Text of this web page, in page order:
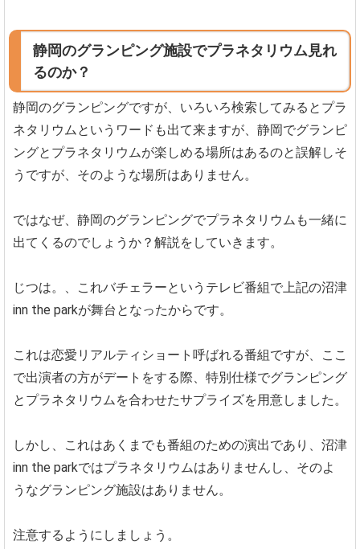
静岡のグランピング施設でプラネタリウム見れ
るのか？
静岡のグランピングですが、いろいろ検索してみるとプラ
ネタリウムというワードも出て来ますが、静岡でグランピ
ングとプラネタリウムが楽しめる場所はあるのと誤解しそ
うですが、そのような場所はありません。
ではなぜ、静岡のグランピングでプラネタリウムも一緒に
出てくるのでしょうか？解説をしていきます。
じつは。、これバチェラーというテレビ番組で上記の沼津
inn the parkが舞台となったからです。
これは恋愛リアルティショート呼ばれる番組ですが、ここ
で出演者の方がデートをする際、特別仕様でグランピング
とプラネタリウムを合わせたサプライズを用意しました。
しかし、これはあくまでも番組のための演出であり、沼津
inn the parkではプラネタリウムはありませんし、そのよ
うなグランピング施設はありません。
注意するようにしましょう。